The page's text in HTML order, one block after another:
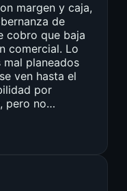
margen y caja,
de
cobro que baja
comercial. Lo
planeados
ven hasta el
por
pero no…